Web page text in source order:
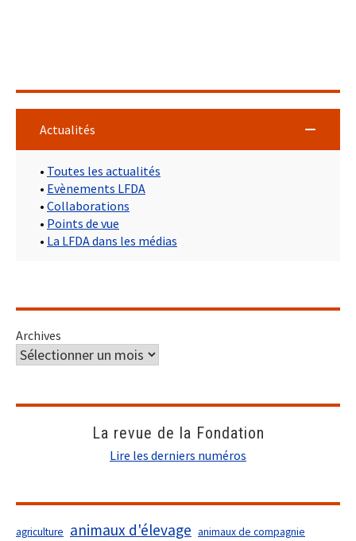
Actualités
• Toutes les actualités
• Evènements LFDA
• Collaborations
• Points de vue
• La LFDA dans les médias
Archives
La revue de la Fondation
Lire les derniers numéros
agriculture animaux d'élevage animaux de compagnie